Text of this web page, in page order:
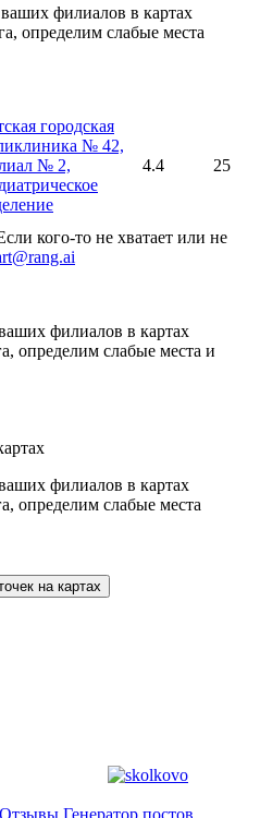
филиалов в картах
определим слабые места
городская
№ 42,
№ 2,
4.4 25
кого-то не хватает или не
филиалов в картах
определим слабые места и
филиалов в картах
определим слабые места
на картах